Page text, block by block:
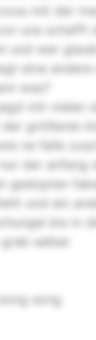
mit der
uns schafft
und wer
eine andere
was?
mit vielen
größeren
ne falle
der anfang
gedopten
und ein
bis in
selber
song